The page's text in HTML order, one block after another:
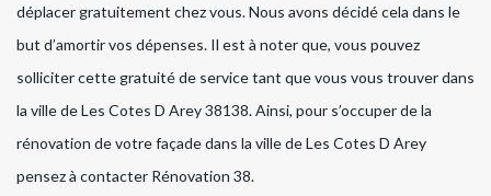
déplacer gratuitement chez vous. Nous avons décidé cela dans le
but d’amortir vos dépenses. Il est à noter que, vous pouvez
solliciter cette gratuité de service tant que vous vous trouver dans
la ville de Les Cotes D Arey 38138. Ainsi, pour s’occuper de la
rénovation de votre façade dans la ville de Les Cotes D Arey
pensez à contacter Rénovation 38.